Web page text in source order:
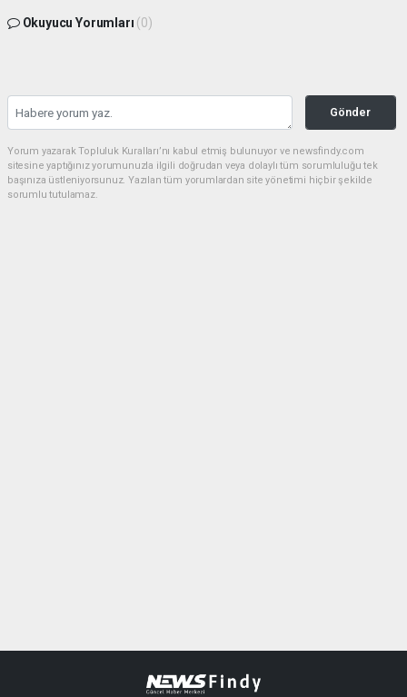
Okuyucu Yorumları (0)
Gönder
Yorum yazarak Topluluk Kuralları’nı kabul etmiş bulunuyor ve newsfindy.com
sitesine yaptığınız yorumunuzla ilgili doğrudan veya dolaylı tüm sorumluluğu tek
başınıza üstleniyorsunuz. Yazılan tüm yorumlardan site yönetimi hiçbir şekilde
sorumlu tutulamaz.